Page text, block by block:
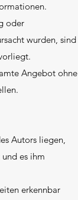
oder
wurden, sind
Angebot ohne
Autors liegen,
es ihm
erkennbar